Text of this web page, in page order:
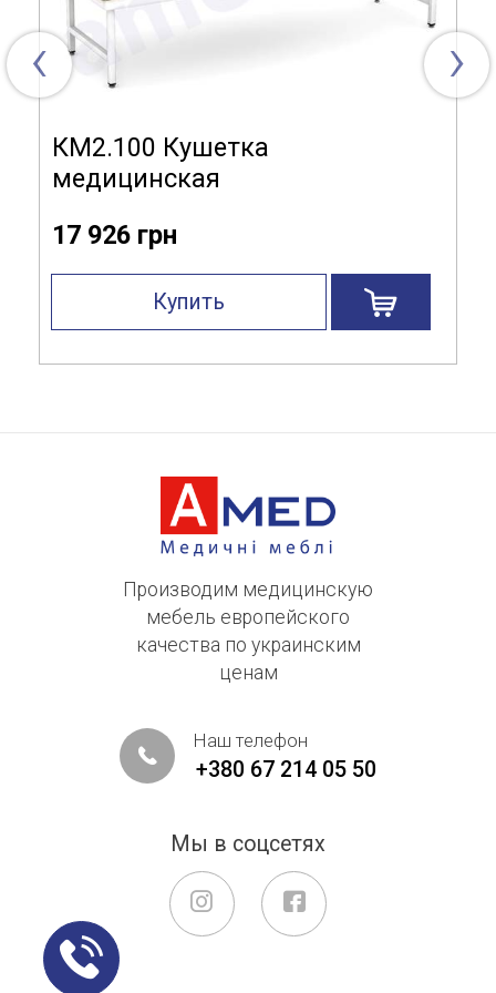
‹
КМ2.100 Кушетка
медицинская
17 926 грн
Купить
›
Производим медицинскую
мебель европейского
качества по украинским
ценам
Наш телефон
+380 67 214 05 50
Мы в соцсетях